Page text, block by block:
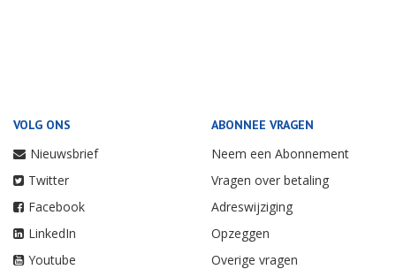
VOLG ONS
Nieuwsbrief
Twitter
Facebook
LinkedIn
Youtube
ABONNEE VRAGEN
Neem een Abonnement
Vragen over betaling
Adreswijziging
Opzeggen
Overige vragen